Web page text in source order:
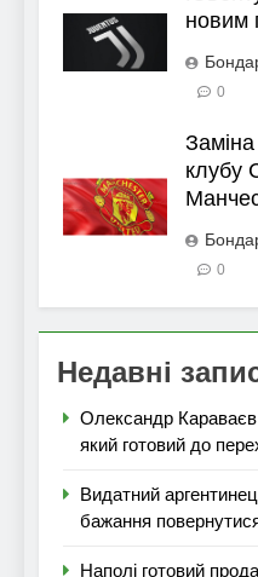
новим
0
клубу
0
Недавні
Олександр
який готовий до
Видатний
бажання
Наполі готовий